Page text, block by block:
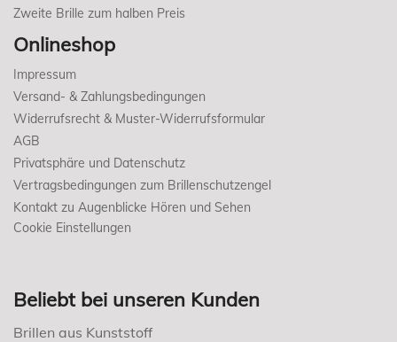
Zweite Brille zum halben Preis
Onlineshop
Impressum
Versand- & Zahlungsbedingungen
Widerrufsrecht & Muster-Widerrufsformular
AGB
Privatsphäre und Datenschutz
Vertragsbedingungen zum Brillenschutzengel
Kontakt zu Augenblicke Hören und Sehen
Cookie Einstellungen
Beliebt bei unseren Kunden
Brillen aus Kunststoff